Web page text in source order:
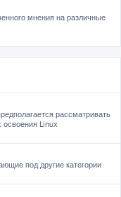
мнения на различные
рассматривать
освоения Linux
под другие категории